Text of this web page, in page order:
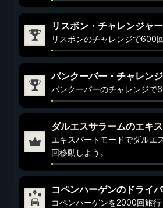
リスボン・チャレンジャー
リスボンのチャレンジで600
バンクーバー・チャレン
バンクーバーのチャレンジで
ダルエスサラームのエキ
エキスパートモードでダルエ
回移動しよう。
コペンハーゲンのドライ
コペンハーゲンを2000回旅行